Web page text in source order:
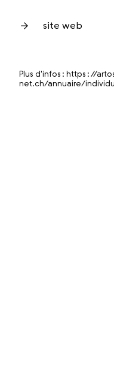
site web
Plus d'infos : https : //
net.ch/annuaire/